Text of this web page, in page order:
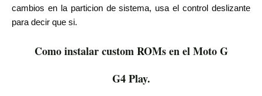
cambios en la particion de sistema, usa el control deslizante
para decir que si.
Como instalar custom ROMs en el Moto G
G4 Play.